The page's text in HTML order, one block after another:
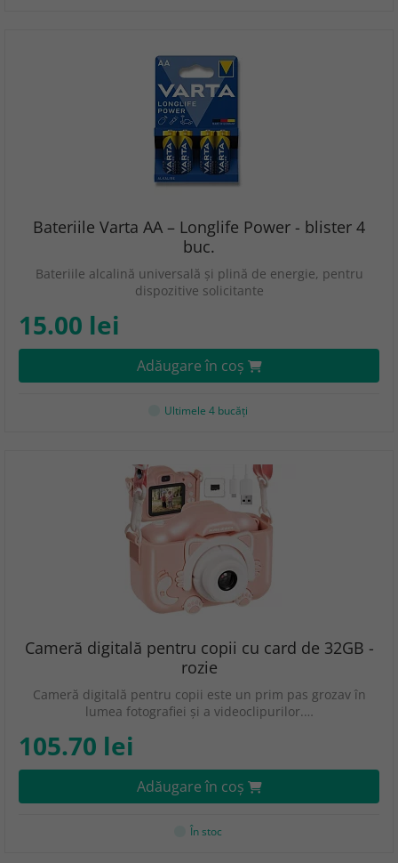
Bateriile Varta AA – Longlife Power - blister 4
buc.
Bateriile alcalină universală și plină de energie, pentru
dispozitive solicitante
15.00 lei
Adăugare în coş
Ultimele 4 bucăţi
Cameră digitală pentru copii cu card de 32GB -
rozie
Cameră digitală pentru copii este un prim pas grozav în
lumea fotografiei și a videoclipurilor.…
105.70 lei
Adăugare în coş
În stoc